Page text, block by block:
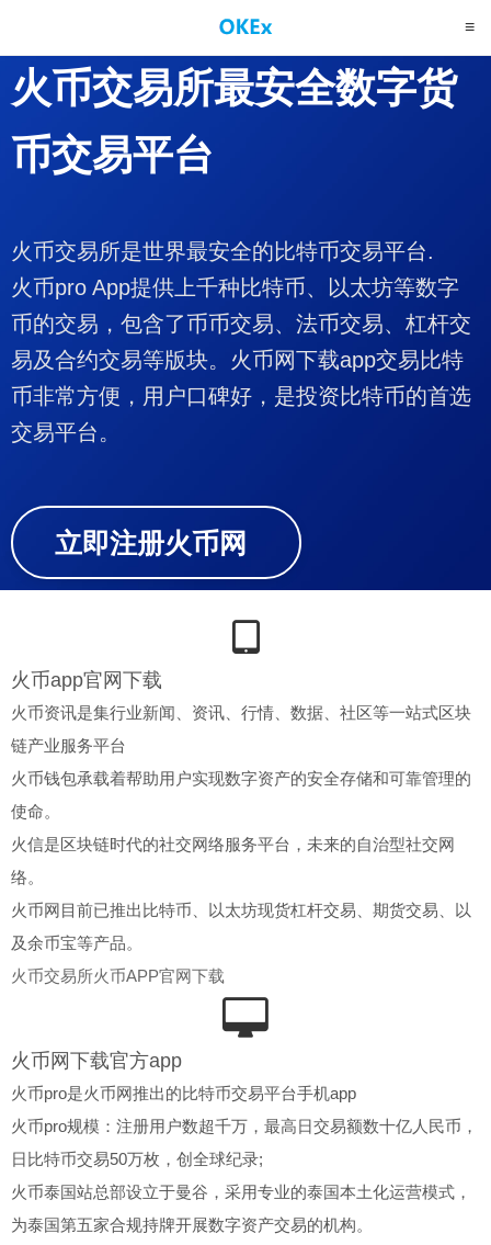
火币交易所最安全数字货
币交易平台
火币交易所是世界最安全的比特币交易平台.
火币pro App提供上千种比特币、以太坊等数字
币的交易，包含了币币交易、法币交易、杠杆交
易及合约交易等版块。火币网下载app交易比特
币非常方便，用户口碑好，是投资比特币的首选
交易平台。
立即注册火币网
火币app官网下载
火币资讯是集行业新闻、资讯、行情、数据、社区等一站式区块
链产业服务平台
火币钱包承载着帮助用户实现数字资产的安全存储和可靠管理的
使命。
火信是区块链时代的社交网络服务平台，未来的自治型社交网
络。
火币网目前已推出比特币、以太坊现货杠杆交易、期货交易、以
及余币宝等产品。
火币交易所火币APP官网下载
火币网下载官方app
火币pro是火币网推出的比特币交易平台手机app
火币pro规模：注册用户数超千万，最高日交易额数十亿人民币，
日比特币交易50万枚，创全球纪录;
火币泰国站总部设立于曼谷，采用专业的泰国本土化运营模式，
为泰国第五家合规持牌开展数字资产交易的机构。